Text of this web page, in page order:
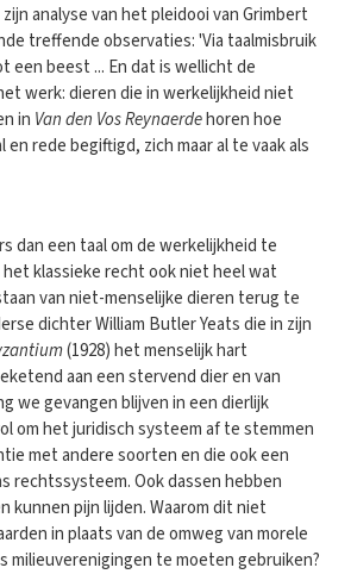
analyse van het pleidooi van Grimbert
treffende observaties: 'Via taalmisbruik
een beest ... En dat is wellicht de
werk: dieren die in werkelijkheid niet
in Van den Vos Reynaerdehoren hoe
rede begiftigd, zich maar al te vaak als
dan een taal om de werkelijkheid te
klassieke recht ook niet heel wat
van niet-menselijke dieren terug te
dichter William Butler Yeats die in zijn
(1928) het menselijk hart
aan een stervend dier en van
we gevangen blijven in een dierlijk
om het juridisch systeem af te stemmen
met andere soorten en die ook een
rechtssysteem. Ook dassen hebben
kunnen pijn lijden. Waarom dit niet
in plaats van de omweg van morele
milieuverenigingen te moeten gebruiken?